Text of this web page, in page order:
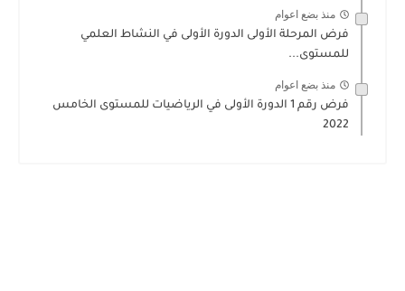
منذ بضع اعوام
فرض المرحلة الأولى الدورة الأولى في النشاط العلمي
للمستوى...
منذ بضع اعوام
فرض رقم 1 الدورة الأولى في الرياضيات للمستوى الخامس
2022